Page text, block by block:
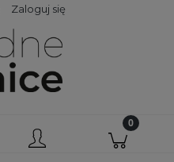
Zaloguj się